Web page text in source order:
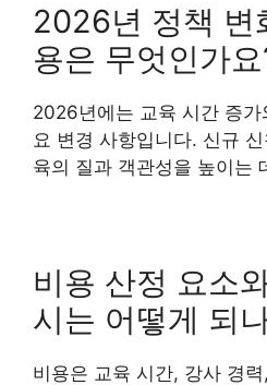
2026년 정책 변
용은 무엇인가
2026년에는 교육 시간 증
요 변경 사항입니다. 신규
육의 질과 객관성을 높이는
비용 산정 요소
시는 어떻게 되
비용은 교육 시간, 강사 경